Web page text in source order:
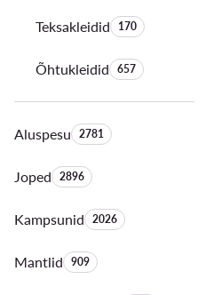
TeksakleididToodete arv:
170
ÕhtukleididToodete arv:
657
AluspesuToodete arv:
2781
JopedToodete arv:
2896
KampsunidToodete arv:
2026
MantlidToodete arv:
909